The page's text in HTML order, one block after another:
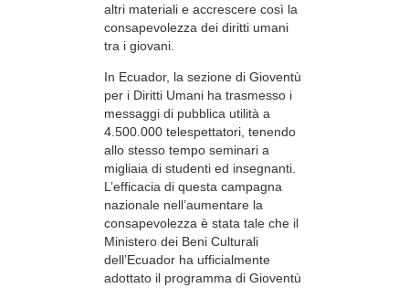
altri materiali e accrescere così la
consapevolezza dei diritti umani
tra i giovani.
In Ecuador, la sezione di Gioventù
per i Diritti Umani ha trasmesso i
messaggi di pubblica utilità a
4.500.000 telespettatori, tenendo
allo stesso tempo seminari a
migliaia di studenti ed insegnanti.
L’efficacia di questa campagna
nazionale nell’aumentare la
consapevolezza è stata tale che il
Ministero dei Beni Culturali
dell’Ecuador ha ufficialmente
adottato il programma di Gioventù